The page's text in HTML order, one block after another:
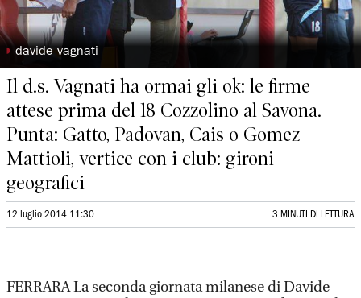
◗ davide vagnati
Il d.s. Vagnati ha ormai gli ok: le firme
attese prima del 18 Cozzolino al Savona.
Punta: Gatto, Padovan, Cais o Gomez
Mattioli, vertice con i club: gironi
geografici
12 luglio 2014 11:30 3 MINUTI DI LETTURA
FERRARA La seconda giornata milanese di Davide